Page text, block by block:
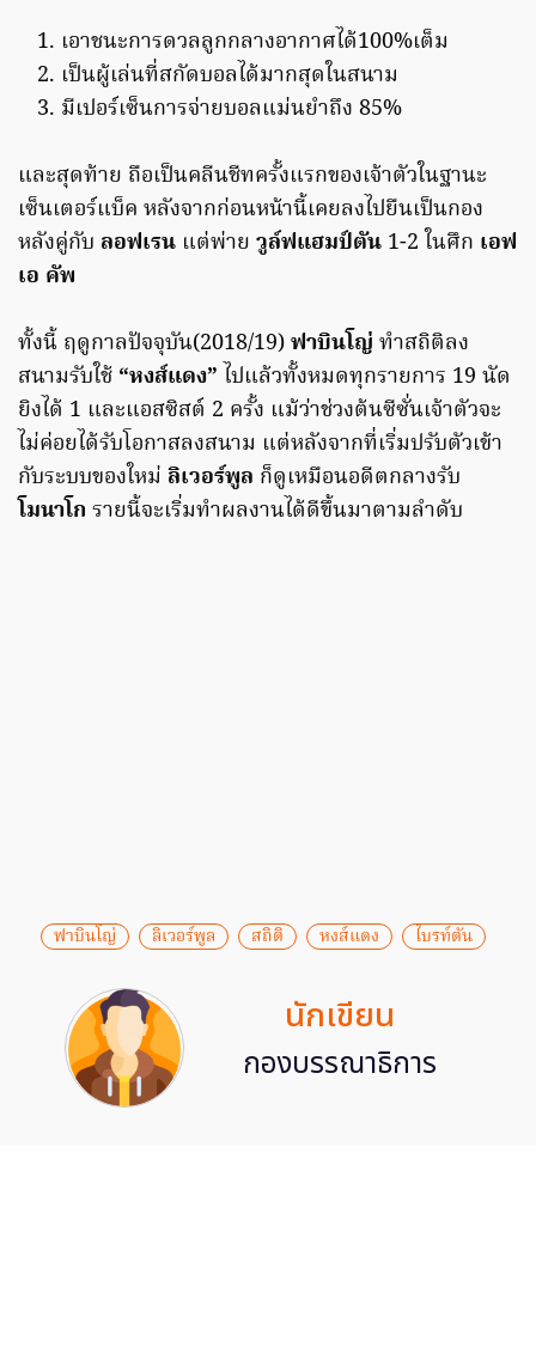
เอาชนะการดวลลูกกลางอากาศได้100%เต็ม
เป็นผู้เล่นที่สกัดบอลได้มากสุดในสนาม
มีเปอร์เซ็นการจ่ายบอลแม่นยำถึง 85%
และสุดท้าย ถือเป็นคลีนชีทครั้งแรกของเจ้าตัวในฐานะ
เซ็นเตอร์แบ็ค หลังจากก่อนหน้านี้เคยลงไปยืนเป็นกอง
หลังคู่กับ ลอฟเรน แต่พ่าย วูล์ฟแฮมป์ตัน 1-2 ในศึก เอฟ
เอ คัพ
ทั้งนี้ ฤดูกาลปัจจุบัน(2018/19)ฟาบินโญ่ ทำสถิติลง
สนามรับใช้ “หงส์แดง” ไปแล้วทั้งหมดทุกรายการ 19 นัด
ยิงได้ 1 และแอสซิสต์ 2 ครั้ง แม้ว่าช่วงต้นซีซั่นเจ้าตัวจะ
ไม่ค่อยได้รับโอกาสลงสนาม แต่หลังจากที่เริ่มปรับตัวเข้า
กับระบบของใหม่ ลิเวอร์พูล ก็ดูเหมือนอดีตกลางรับ
โมนาโก รายนี้จะเริ่มทำผลงานได้ดีขึ้นมาตามลำดับ
ฟาบินโญ่ ลิเวอร์พูล สถิติ หงส์แดง ไบรท์ตัน
นักเขียน
กองบรรณาธิการ